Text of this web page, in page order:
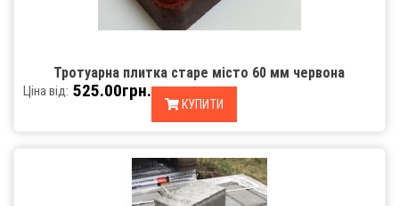
Тротуарна плитка старе місто 60 мм червона
Ціна від: 525.00грн.
КУПИТИ